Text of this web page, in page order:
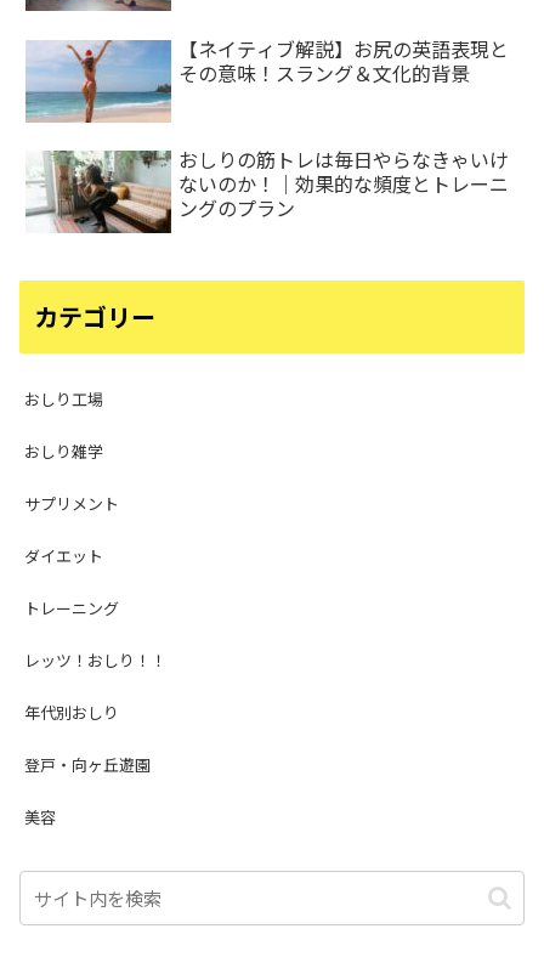
【ネイティブ解説】お尻の英語表現と
その意味！スラング＆文化的背景
おしりの筋トレは毎日やらなきゃいけ
ないのか！｜効果的な頻度とトレーニ
ングのプラン
カテゴリー
おしり工場
おしり雑学
サプリメント
ダイエット
トレーニング
レッツ！おしり！！
年代別おしり
登戸・向ヶ丘遊園
美容